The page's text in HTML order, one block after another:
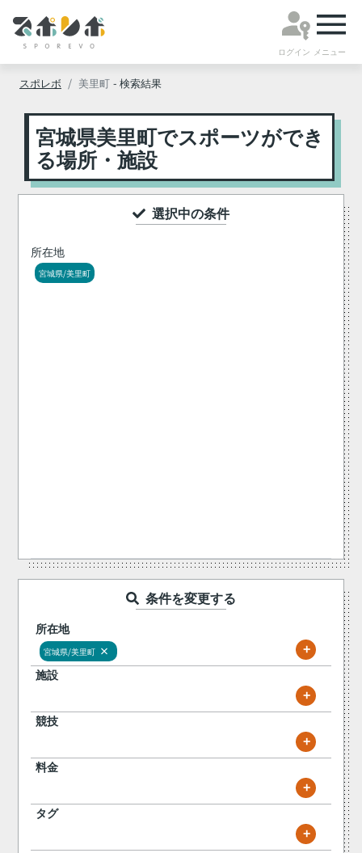
ログイン メニュー
スポレボ 美里町 - 検索結果
宮城県美里町でスポーツができ
る場所・施設
選択中の条件
所在地
宮城県/美里町
条件を変更する
所在地
宮城県/美里町 × +
施設
+
競技
+
料金
+
タグ
+